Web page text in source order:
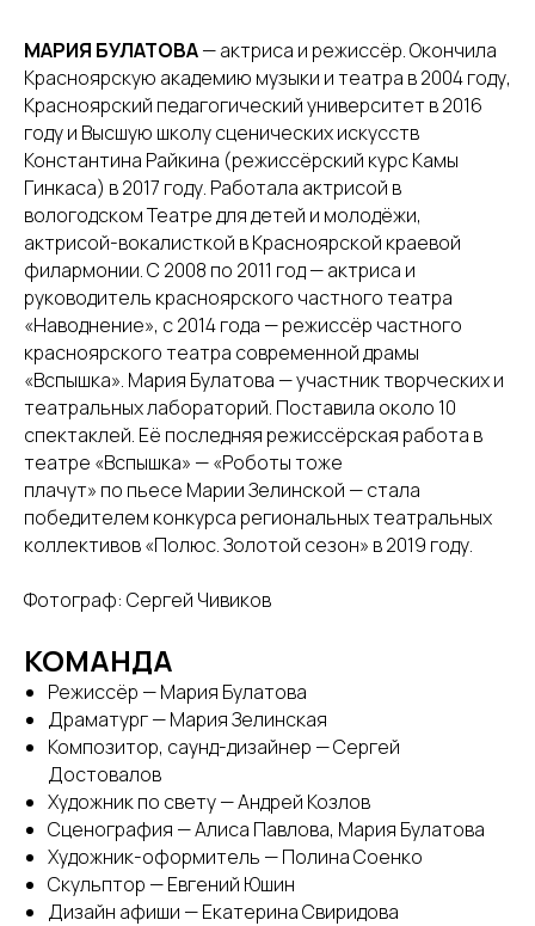
МАРИЯ БУЛАТОВА— актриса и режиссёр. Окончила
Красноярскую академию музыки и театра в 2004 году,
Красноярский педагогический университет в 2016
году и Высшую школу сценических искусств
Константина Райкина (режиссёрский курс Камы
Гинкаса) в 2017 году. Работала актрисой в
вологодском Театре для детей и молодёжи,
актрисой-вокалисткой в Красноярской краевой
филармонии. С 2008 по 2011 год — актриса и
руководитель красноярского частного театра
«Наводнение», с 2014 года — режиссёр частного
красноярского театра современной драмы
«Вспышка». Мария Булатова — участник творческих и
театральных лабораторий. Поставила около 10
спектаклей. Её последняя режиссёрская работа в
театре «Вспышка» — «Роботы тоже
плачут» по пьесе Марии Зелинской — стала
победителем конкурса региональных театральных
коллективов «Полюс. Золотой сезон» в 2019 году.
Фотограф: Сергей Чивиков
КОМАНДА
Режиссёр — Мария Булатова
Драматург — Мария Зелинская
Композитор, саунд-дизайнер — Сергей
Достовалов
Художник по свету — Андрей Козлов
Сценография — Алиса Павлова, Мария Булатова
Художник-оформитель — Полина Соенко
Скульптор — Евгений Юшин
Дизайн афиши — Екатерина Свиридова